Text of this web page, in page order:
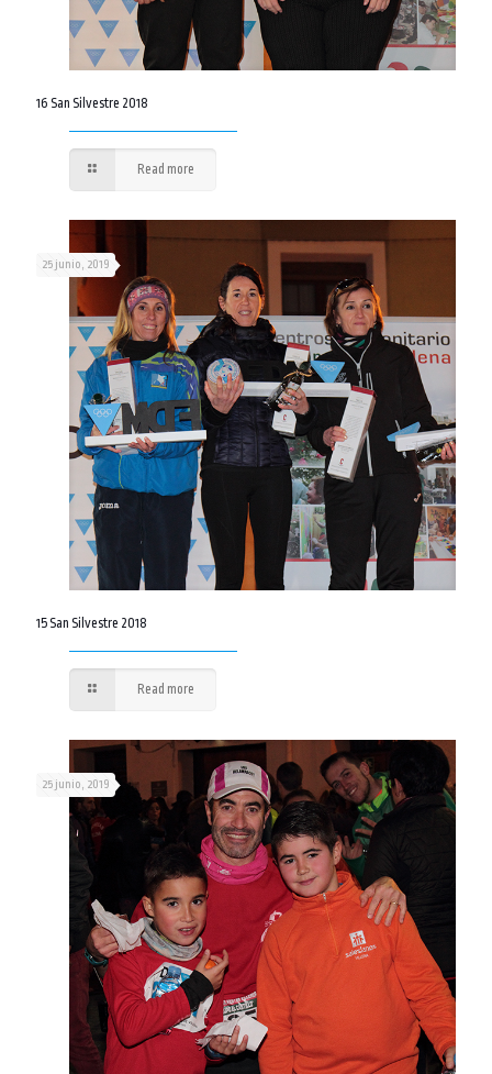
16 San Silvestre 2018
Read more
25 junio, 2019
15 San Silvestre 2018
Read more
25 junio, 2019